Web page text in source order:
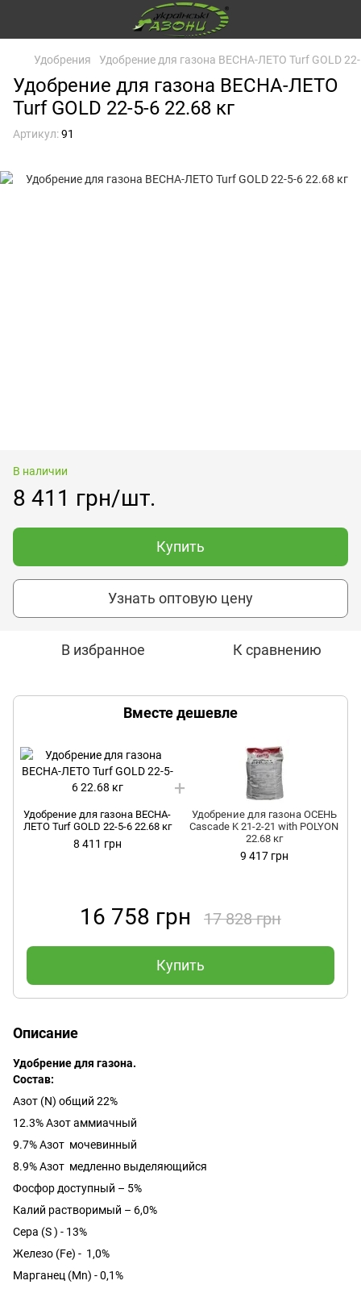
Удобрения Удобрение для газона ВЕСНА-ЛЕТО Turf GOLD
Удобрение для газона ВЕСНА-ЛЕТО
Turf GOLD 22-5-6 22.68 кг
Артикул:91
В наличии
8 411 грн/шт.
Купить
Узнать оптовую цену
В избранное К сравнению
Вместе дешевле
Удобрение для газона ВЕСНА-
ЛЕТО Turf GOLD 22-5-6 22.68 кг
8 411 грн
Удобрение для газона ОСЕНЬ
Cascade K 21-2-21 with POLYON
22.68 кг
9 417 грн
16 758 грн 17 828 грн
Купить
Описание
Удобрение для газона.
Состав:
Азот (N) общий 22%
12.3% Азот аммиачный
9.7% Азот мочевинный
8.9% Азот медленно выделяющийся
Фосфор доступный – 5%
Калий растворимый – 6,0%
Сера (S ) - 13%
Железо (Fe) - 1,0%
Марганец (Mn) - 0,1%